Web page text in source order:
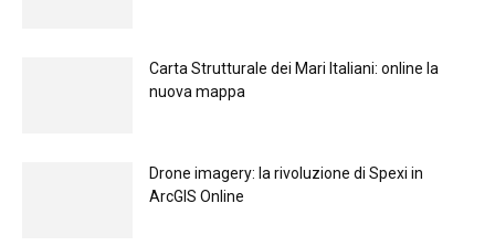
Carta Strutturale dei Mari Italiani: online la
nuova mappa
Drone imagery: la rivoluzione di Spexi in
ArcGIS Online